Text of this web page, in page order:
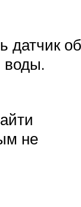
датчик
воды.
не